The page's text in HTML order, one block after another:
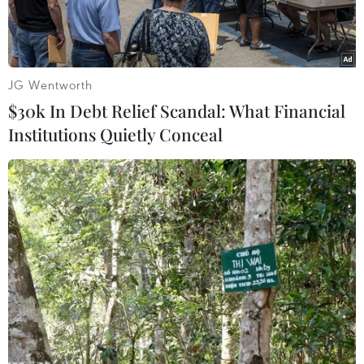
Pa.
Trung tâm y tế thị xã Ayun Pa (Gia Lai) được sử dụng làm khu
cách ly những trường hợp nhiễm SARS-CoV-2. (Ảnh: TTXVN
phát)
Theo Ban Chỉ đạo phòng, chống dịch COVID-19
tỉnh Gia Lai, trong hai ngày 5-6/2, trên địa bàn
tỉnh không ghi nhận ca nhiễm mới. Tổng số ca
JG Wentworth
$30k In Debt Relief Scandal: What Financial
Institutions Quietly Conceal